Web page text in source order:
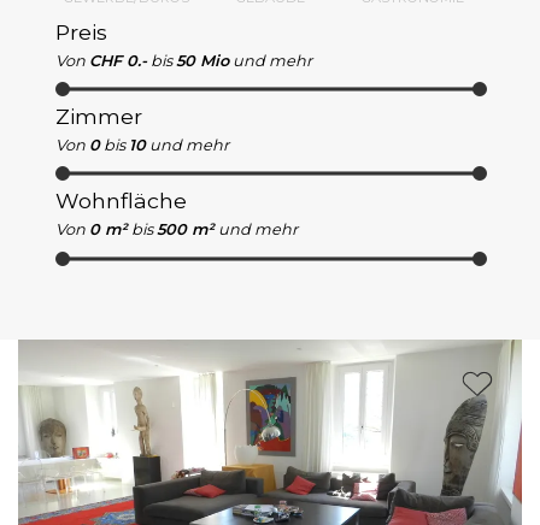
Preis
Von CHF 0.- bis 50 Mio und mehr
Zimmer
Von 0 bis 10 und mehr
Wohnfläche
Von 0 m² bis 500 m² und mehr